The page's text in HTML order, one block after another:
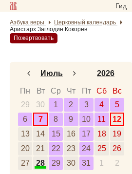
Гид
Азбука веры
Церковный календарь
Аристарх Заглодин Кокорев
Пожертвовать
Январь
Февраль
Март
Апрель
Май
Июнь
Июль
2024
2025
2026
2027
2028
2026
Пн Вт Ср Чт Пт Сб
Вс
29
30 1 2 3 4
5
6
7 8 9 10 11
12
13
14 15 16 17 18
19
20
21 22 23 24 25
26
27
28 29 30 31 1 2